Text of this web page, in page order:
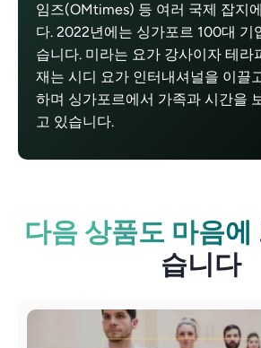
임즈(OMtimes) 등 여러 국제 잡지
다. 2022년에는 싱가포르 100대 기
습니다. 미라는 요가 강사이자 테라
재는 시디 요가 인터내셔널을 이끌
하며 싱가포르에서 가족과 시간을
고 있습니다.
다음 상품도 마음에
습니다